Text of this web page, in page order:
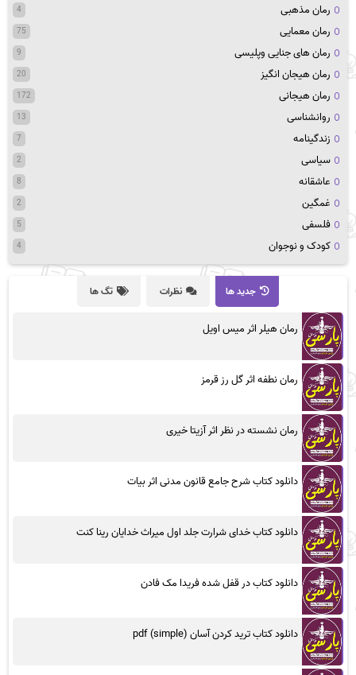
رمان مذهبی 4
رمان معمایی 75
رمان های جنایی وپلیسی 9
رمان هیجان انگیز 20
رمان هیجانی 172
روانشناسی 13
زندگینامه 7
سیاسی 2
عاشقانه 8
غمگین 2
فلسفی 5
کودک و نوجوان 4
جدید ها نظرات تگ ها
رمان هیلر اثر میس اویل
رمان نطفه اثر گل رز قرمز
رمان نشسته در نظر اثر آزیتا خیری
دانلود کتاب شرح جامع قانون مدنی اثر بیات
دانلود کتاب خدای شرارت جلد اول میراث خدایان رینا کنت
دانلود کتاب در قفل شده فریدا مک فادن
دانلود کتاب ترید کردن آسان (simple) pdf